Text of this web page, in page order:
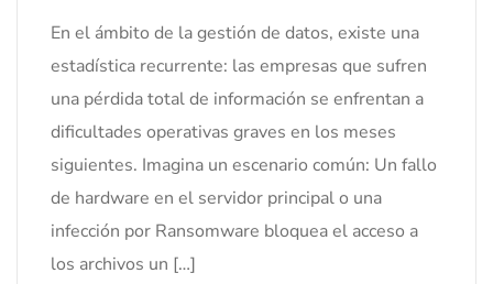
En el ámbito de la gestión de datos, existe una
estadística recurrente: las empresas que sufren
una pérdida total de información se enfrentan a
dificultades operativas graves en los meses
siguientes. Imagina un escenario común: Un fallo
de hardware en el servidor principal o una
infección por Ransomware bloquea el acceso a
los archivos un […]